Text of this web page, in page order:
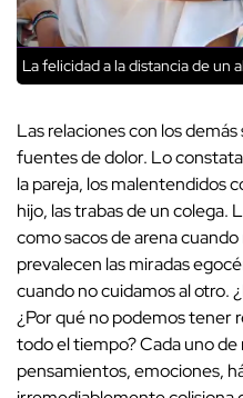
La felicidad a la distancia de un
Las relaciones con los
fuentes de dolor. Lo
la pareja, los malentendidos
hijo, las trabas de un colega.
como sacos de arena
prevalecen las miradas
cuando no cuidamos al otro.
¿Por qué no podemos tener
todo el tiempo? Cada uno
pensamientos, emociones,